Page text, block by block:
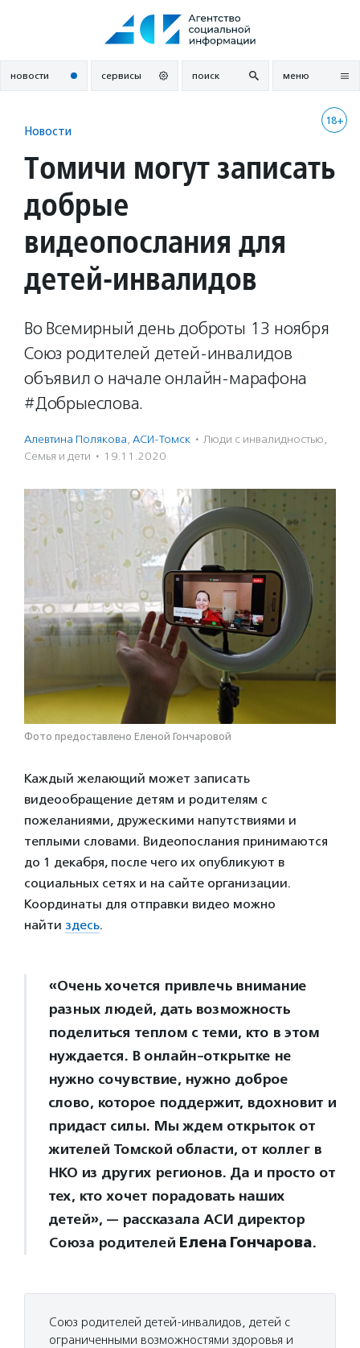
новости сервисы поиск меню
18+
Новости
Томичи могут записать
добрые
видеопослания для
детей-инвалидов
Во Всемирный день доброты 13 ноября
Союз родителей детей-инвалидов
объявил о начале онлайн-марафона
#Добрыеслова.
Алевтина Полякова, АСИ-Томск · Люди с инвалидностью,
Семья и дети · 19.11.2020
Фото предоставлено Еленой Гончаровой
Каждый желающий может записать
видеообращение детям и родителям с
пожеланиями, дружескими напутствиями и
теплыми словами. Видеопослания принимаются
до 1 декабря, после чего их опубликуют в
социальных сетях и на сайте организации.
Координаты для отправки видео можно
найти здесь.
«Очень хочется привлечь внимание
разных людей, дать возможность
поделиться теплом с теми, кто в этом
нуждается. В онлайн-открытке не
нужно сочувствие, нужно доброе
слово, которое поддержит, вдохновит и
придаст силы. Мы ждем открыток от
жителей Томской области, от коллег в
НКО из других регионов. Да и просто от
тех, кто хочет порадовать наших
детей», — рассказала АСИ директор
Союза родителей Елена Гончарова.
Союз родителей детей-инвалидов, детей с
ограниченными возможностями здоровья и